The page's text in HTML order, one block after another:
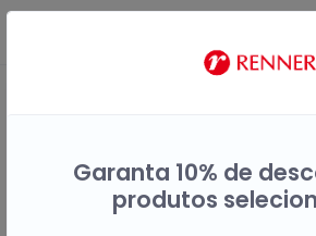
Garanta 10% de
produtos